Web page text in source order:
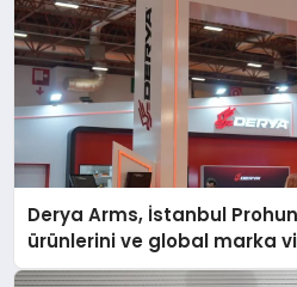
Derya Arms, İstanbul
ürünlerini ve global marka